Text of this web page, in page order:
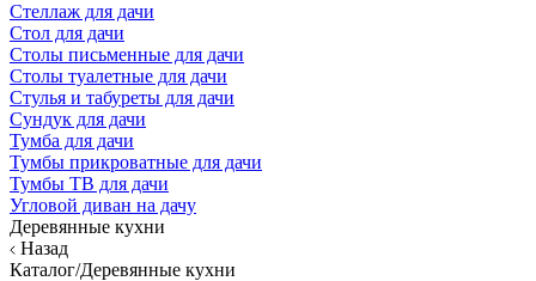
Стеллаж для дачи
Стол для дачи
Столы письменные для дачи
Столы туалетные для дачи
Стулья и табуреты для дачи
Сундук для дачи
Тумба для дачи
Тумбы прикроватные для дачи
Тумбы ТВ для дачи
Угловой диван на дачу
Деревянные кухни
Назад
Каталог/Деревянные кухни